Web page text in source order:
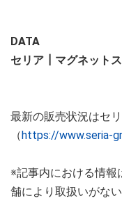
DATA
セリア┃マグネット
最新の販売状況はセ
（https://www.seria-
※記事内における情報
舗により取扱いがな